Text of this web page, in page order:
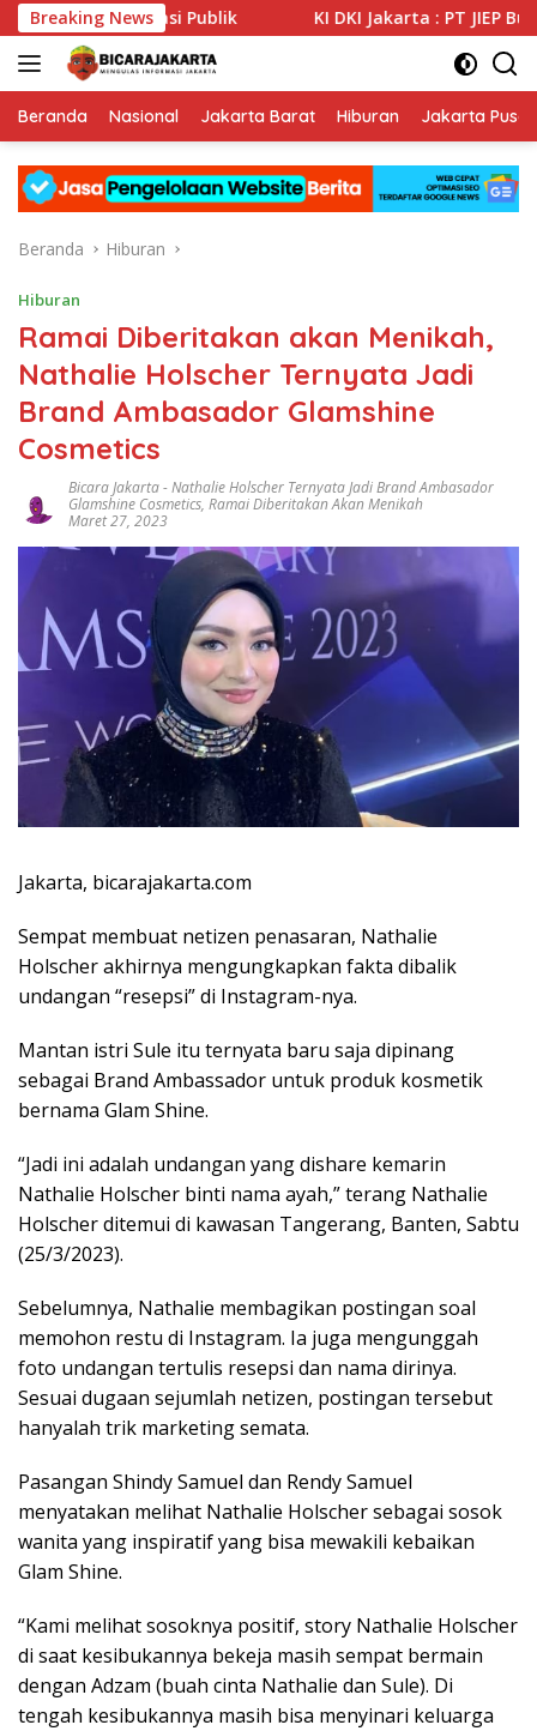
Langsung
ke
konten
Breaking News
Informasi Publik KI DKI Jakarta : PT JIEP Buktikan
Beranda Nasional Jakarta Barat Hiburan Jakarta Pusat
Beranda Hiburan
Hiburan
Ramai Diberitakan akan Menikah,
Nathalie Holscher Ternyata Jadi
Brand Ambasador Glamshine
Cosmetics
Bicara Jakarta-Nathalie Holscher Ternyata Jadi Brand Ambasador
Glamshine Cosmetics, Ramai Diberitakan Akan Menikah
Maret 27, 2023
Jakarta, bicarajakarta.com
Sempat membuat netizen penasaran, Nathalie
Holscher akhirnya mengungkapkan fakta dibalik
undangan “resepsi” di Instagram-nya.
Mantan istri Sule itu ternyata baru saja dipinang
sebagai Brand Ambassador untuk produk kosmetik
bernama Glam Shine.
“Jadi ini adalah undangan yang dishare kemarin
Nathalie Holscher binti nama ayah,” terang Nathalie
Holscher ditemui di kawasan Tangerang, Banten, Sabtu
(25/3/2023).
Sebelumnya, Nathalie membagikan postingan soal
memohon restu di Instagram. Ia juga mengunggah
foto undangan tertulis resepsi dan nama dirinya.
Sesuai dugaan sejumlah netizen, postingan tersebut
hanyalah trik marketing semata.
Pasangan Shindy Samuel dan Rendy Samuel
menyatakan melihat Nathalie Holscher sebagai sosok
wanita yang inspiratif yang bisa mewakili kebaikan
Glam Shine.
“Kami melihat sosoknya positif, story Nathalie Holscher
di saat kesibukannya bekeja masih sempat bermain
dengan Adzam (buah cinta Nathalie dan Sule). Di
tengah kesibukannya masih bisa menyinari keluarga